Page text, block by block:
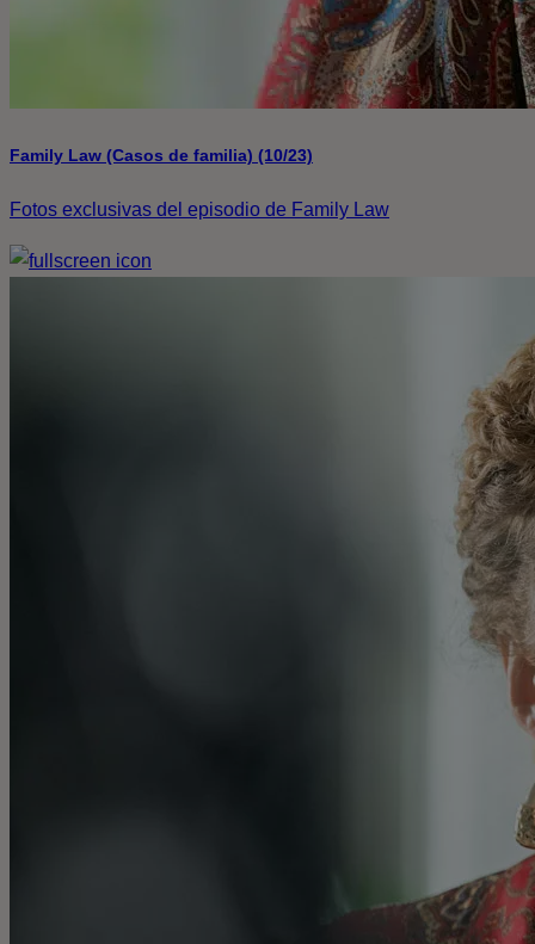
Family Law (Casos de familia) (10/23)
Fotos exclusivas del episodio de Family Law